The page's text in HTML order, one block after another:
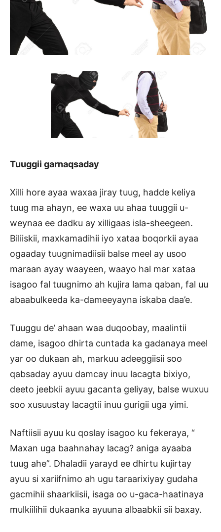
Tuuggii garnaqsaday
Xilli hore ayaa waxaa jiray tuug, hadde keliya
tuug ma ahayn, ee waxa uu ahaa tuuggii u-
weynaa ee dadku ay xilligaas isla-sheegeen.
Biliiskii, maxkamadihii iyo xataa boqorkii ayaa
ogaaday tuugnimadiisii balse meel ay usoo
maraan ayay waayeen, waayo hal mar xataa
isagoo fal tuugnimo ah kujira lama qaban, fal uu
abaabulkeeda ka-dameeyayna iskaba daa’e.
Tuuggu de’ ahaan waa duqoobay, maalintii
dame, isagoo dhirta cuntada ka gadanaya meel
yar oo dukaan ah, markuu adeeggiisii soo
qabsaday ayuu damcay inuu lacagta bixiyo,
deeto jeebkii ayuu gacanta geliyay, balse wuxuu
soo xusuustay lacagtii inuu gurigii uga yimi.
Naftiisii ayuu ku qoslay isagoo ku fekeraya, “
Maxan uga baahnahay lacag? aniga ayaaba
tuug ahe”. Dhaladii yarayd ee dhirtu kujirtay
ayuu si xariifnimo ah ugu taraarixiyay gudaha
gacmihii shaarkiisii, isaga oo u-gaca-haatinaya
mulkiilihii dukaanka ayuuna albaabkii sii baxay.